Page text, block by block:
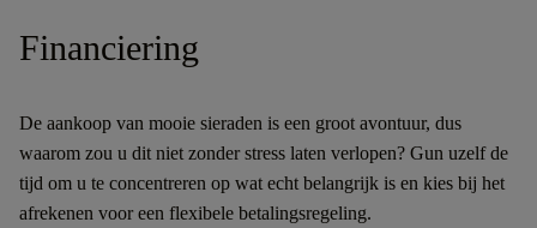
Financiering
De aankoop van mooie sieraden is een groot avontuur, dus
waarom zou u dit niet zonder stress laten verlopen? Gun uzelf de
tijd om u te concentreren op wat echt belangrijk is en kies bij het
afrekenen voor een flexibele betalingsregeling.